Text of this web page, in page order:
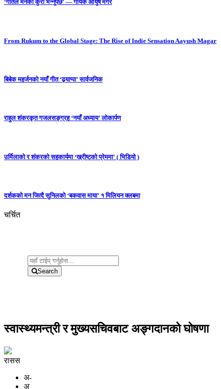
‘गीतले मनको कुरा भन्नुपर्छ’ — गायक आयुष मगर
From Rukum to the Global Stage: The Rise of Indie Sensation Aayush Magar
बिबेक महर्जनको नयाँ गीत ‘ढ्याप्पा’ सार्वजनिक
राहुल शंकरकृत गजलसङ्ग्रह ‘नयाँ अध्याय’ लोकार्पण
उर्मिलाको र शंकरको सहकार्यमा ‘ख्रीष्टको प्रेममा’ ( भिडियो )
दर्शकको मन जित्दै सुनिलको ‘बकवास माया’ १ मिलियन क्लबमा
चर्चित
Search
स्वास्थ्यमन्त्री र मुख्यसचिवबाट अङ्गदानको घोषणा
रासस
अ-
अ